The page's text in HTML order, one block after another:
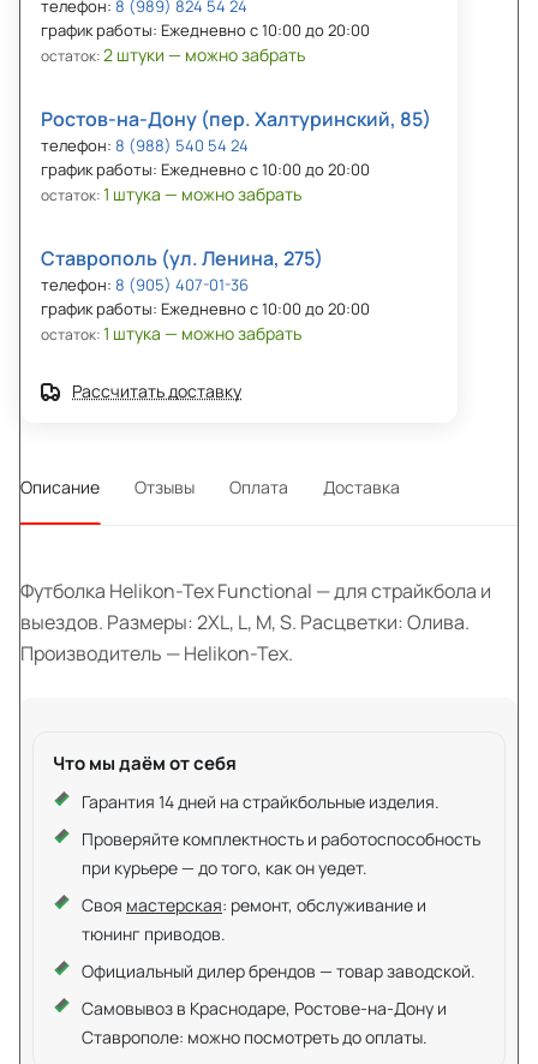
телефон: 8 (989) 824 54 24
график работы: Ежедневно с 10:00 до 20:00
остаток:2 штуки — можно забрать
Ростов-на-Дону (пер. Халтуринский, 85)
телефон: 8 (988) 540 54 24
график работы: Ежедневно с 10:00 до 20:00
остаток:1 штука — можно забрать
Ставрополь (ул. Ленина, 275)
телефон: 8 (905) 407-01-36
график работы: Ежедневно с 10:00 до 20:00
остаток:1 штука — можно забрать
Рассчитать доставку
Описание Отзывы Оплата Доставка
Футболка Helikon-Tex Functional — для страйкбола и
выездов. Размеры: 2XL, L, M, S. Расцветки: Олива.
Производитель — Helikon-Tex.
Что мы даём от себя
Гарантия 14 дней на страйкбольные изделия.
Проверяйте комплектность и работоспособность
при курьере — до того, как он уедет.
Своя мастерская: ремонт, обслуживание и
тюнинг приводов.
Официальный дилер брендов — товар заводской.
Самовывоз в Краснодаре, Ростове-на-Дону и
Ставрополе: можно посмотреть до оплаты.